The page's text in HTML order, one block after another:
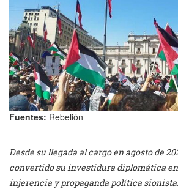
Fuentes: Rebelión
Desde su llegada al cargo en agosto de
convertido su investidura diplomática
injerencia y propaganda política